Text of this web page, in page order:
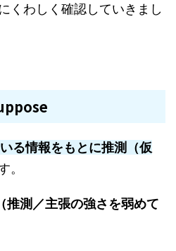
くわしく確認していきまし
る情報をもとに推測（仮
。
推測／主張の強さを弱めて